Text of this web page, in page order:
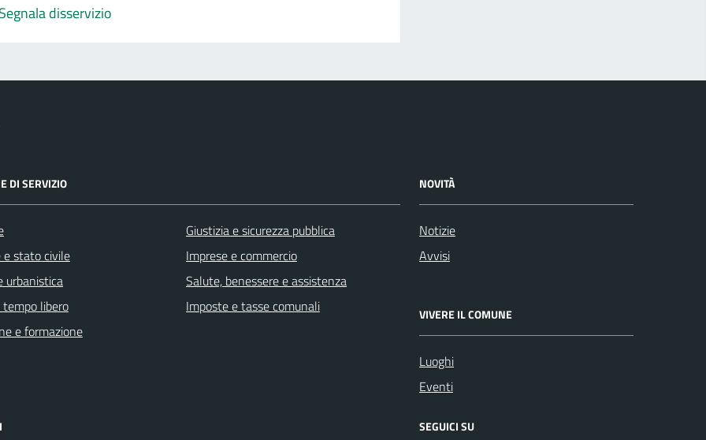
Segnala disservizio
DI SERVIZIO
e stato civile
urbanistica
libero
e formazione
Giustizia e sicurezza pubblica
Imprese e commercio
Salute, benessere e assistenza
Imposte e tasse comunali
NOVITÀ
Notizie
Avvisi
VIVERE IL COMUNE
Luoghi
Eventi
SEGUICI SU